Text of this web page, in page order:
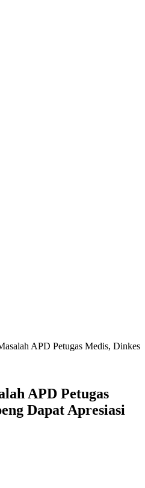
APD Petugas Medis, Dinkes
APD Petugas
Dapat Apresiasi